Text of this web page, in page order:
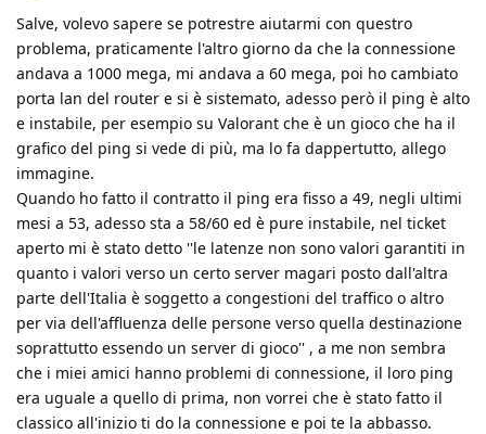
Salve, volevo sapere se potrestre aiutarmi con questro
problema, praticamente l'altro giorno da che la connessione
andava a 1000 mega, mi andava a 60 mega, poi ho cambiato
porta lan del router e si è sistemato, adesso però il ping è alto
e instabile, per esempio su Valorant che è un gioco che ha il
grafico del ping si vede di più, ma lo fa dappertutto, allego
immagine.
Quando ho fatto il contratto il ping era fisso a 49, negli ultimi
mesi a 53, adesso sta a 58/60 ed è pure instabile, nel ticket
aperto mi è stato detto ''le latenze non sono valori garantiti in
quanto i valori verso un certo server magari posto dall'altra
parte dell'Italia è soggetto a congestioni del traffico o altro
per via dell'affluenza delle persone verso quella destinazione
soprattutto essendo un server di gioco'' , a me non sembra
che i miei amici hanno problemi di connessione, il loro ping
era uguale a quello di prima, non vorrei che è stato fatto il
classico all'inizio ti do la connessione e poi te la abbasso.